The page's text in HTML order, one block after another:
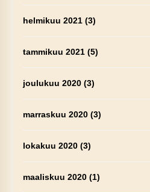
helmikuu 2021(3)
tammikuu 2021(5)
joulukuu 2020(3)
marraskuu 2020(3)
lokakuu 2020(3)
maaliskuu 2020(1)